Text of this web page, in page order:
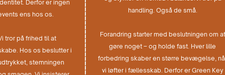
Derfor er ingen
ens hos os.
tror på frihed til at
Hos os beslutter i
stemningen
handling. Også de små.
Forandring starter med beslutningen om at
gøre noget – og holde fast. Hver lille
forbedring skaber en større bevægelse,
vi løfter i fællesskab. Derfor er Green Key